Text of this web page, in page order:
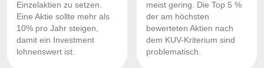
Einzelaktien zu setzen.
Eine Aktie sollte mehr als
10% pro Jahr steigen,
damit ein Investment
lohnenswert ist.
meist gering. Die Top 5 %
der am höchsten
bewerteten Aktien nach
dem KUV-Kriterium sind
problematisch.